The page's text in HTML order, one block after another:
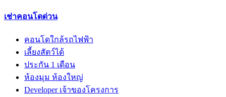
เช่าคอนโดด่วน
คอนโดใกล้รถไฟฟ้า
เลี้ยงสัตว์ได้
ประกัน 1 เดือน
ห้องมุม ห้องใหญ่
Developer เจ้าของโครงการ